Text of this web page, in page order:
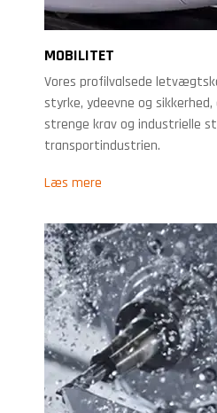
MOBILITET
Vores profilvalsede
styrke, ydeevne og
strenge krav og industrielle
transportindustrien.
Læs mere